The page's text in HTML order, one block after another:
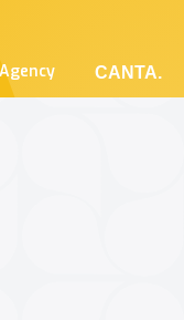
CANTA.